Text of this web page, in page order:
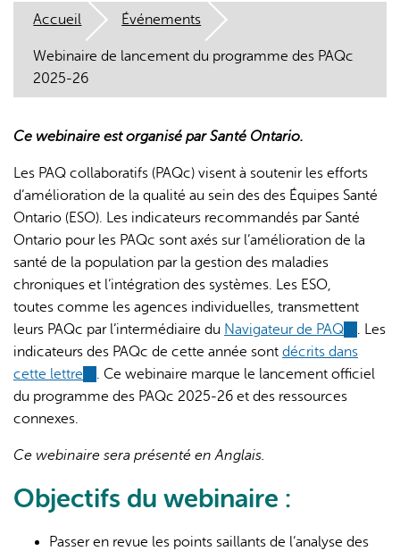
L'IA peut afficher des informations incorrectes, veuillez donc
vérifier toute réponse.
Accueil Événements
Webinaire de lancement du programme des PAQc
2025-26
Ce webinaire est organisé par Santé Ontario.
Les PAQ collaboratifs (PAQc) visent à soutenir les efforts
d’amélioration de la qualité au sein des des Équipes Santé
Ontario (ESO). Les indicateurs recommandés par Santé
Ontario pour les PAQc sont axés sur l’amélioration de la
santé de la population par la gestion des maladies
chroniques et l’intégration des systèmes. Les ESO,
toutes comme les agences individuelles, transmettent
leurs PAQc par l’intermédiaire du Navigateur de PAQ (link
is
external)
. Les
indicateurs des PAQc de cette année sont décrits dans
cette lettre (link
is
. Ce webinaire marque le lancement officiel
du programme des PAQc 2025-26 et des ressources
connexes.
Ce webinaire sera présenté en Anglais.
Objectifs du webinaire :
Passer en revue les points saillants de l’analyse des